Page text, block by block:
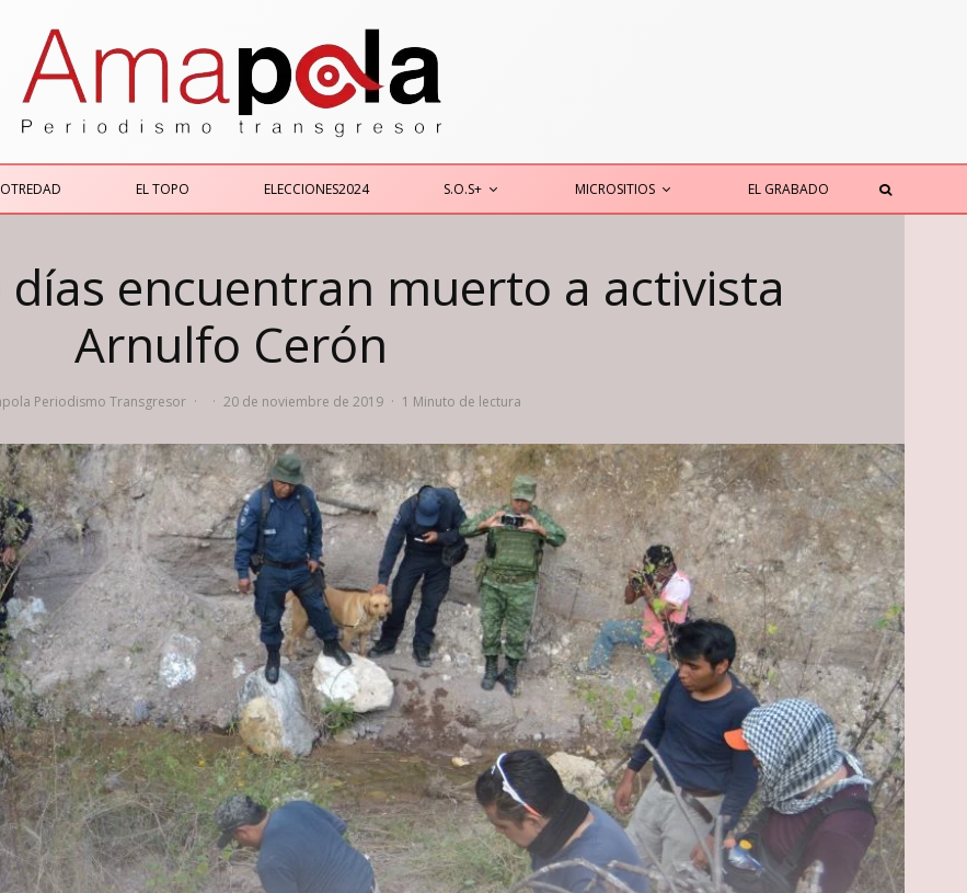
OTREDAD EL TOPO ELECCIONES2024 S.O.S+ MICROSITIOS EL GRABADO
días encuentran muerto a activista
Arnulfo Cerón
Periodismo Transgresor · · 20 de noviembre de 2019 · 1 Minuto de lectura